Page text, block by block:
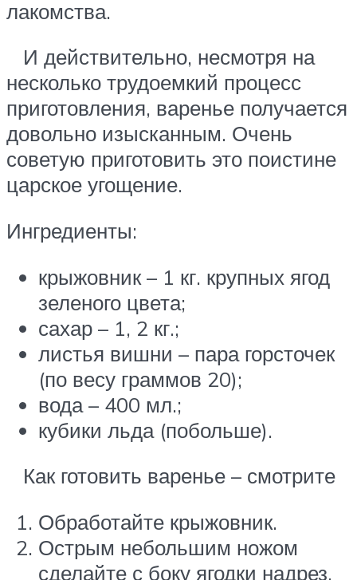
лакомства.
И действительно, несмотря на
несколько трудоемкий процесс
приготовления, варенье получается
довольно изысканным. Очень
советую приготовить это поистине
царское угощение.
Ингредиенты:
крыжовник – 1 кг. крупных ягод
зеленого цвета;
сахар – 1, 2 кг.;
листья вишни – пара горсточек
(по весу граммов 20);
вода – 400 мл.;
кубики льда (побольше).
Как готовить варенье – смотрите
Обработайте крыжовник.
Острым небольшим ножом
сделайте с боку ягодки надрез.